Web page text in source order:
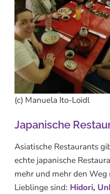
(c) Manuela Ito-Loidl
Japanische
Asiatische Restaurants
echte japanische
mehr und mehr den Weg
Lieblinge sind: Hidori,